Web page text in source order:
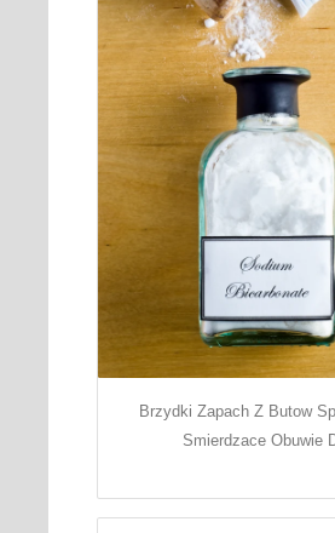
Brzydki Zapach Z Butow
Smierdzace Obuwie